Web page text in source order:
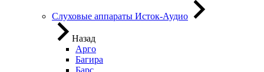
Слуховые аппараты Исток-Аудио
Назад
Арго
Багира